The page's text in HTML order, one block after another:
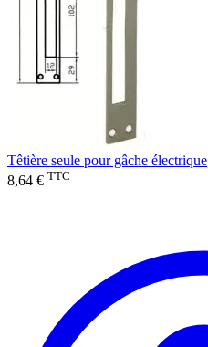
Têtière seule pour gâche électrique
8,64 € TTC